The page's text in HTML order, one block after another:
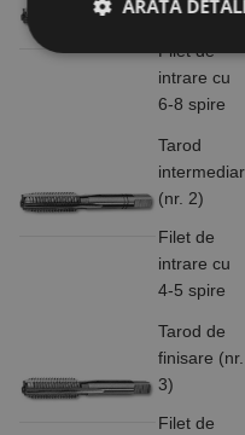
(nr. 1)
Filet de
intrare cu
6-8 spire
Tarod
intermediar
(nr. 2)
Filet de
intrare cu
4-5 spire
Tarod de
finisare (nr.
3)
Filet de
ARATĂ
Strict necesare
De targetare
Cookie-urile strict
principală a site-ului
utilizatorului și
poate fi utilizat
CookieScriptConsent